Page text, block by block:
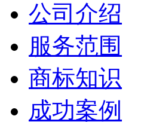
公司介绍
服务范围
商标知识
成功案例